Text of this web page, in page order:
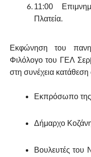
11:00
Πλατεία.
Εκφώνηση του
Φιλόλογο του ΓΕΛ
στη συνέχεια
Εκπρόσωπο της
Δήμαρχο
Βουλευτές